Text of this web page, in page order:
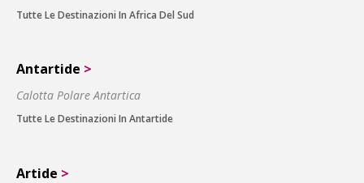
Tutte Le Destinazioni In Africa Del Sud
Antartide >
Calotta Polare Antartica
Tutte Le Destinazioni In Antartide
Artide >